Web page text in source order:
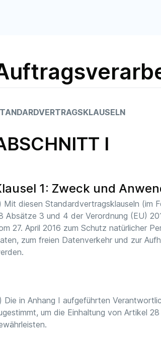
I
1: Zweck und
Mit diesen Standardvertragsklauseln (im
Absätze 3 und 4 der Verordnung (EU)
27. April 2016 zum Schutz natürlicher
zum freien Datenverkehr und zur
Die in Anhang I aufgeführten
um die Einhaltung von Artikel